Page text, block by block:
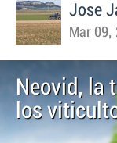
Jose
Mar 09,
Neovid, la
los